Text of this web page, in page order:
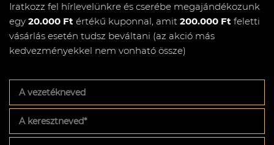
Iratkozz fel hírlevelünkre és cserébe megajándékozunk
egy 20.000 Ft értékű kuponnal, amit 200.000 Ft feletti
vásárlás esetén tudsz beváltani (az akció más
kedvezményekkel nem vonható össze)
vezetékneved
keresztneved*